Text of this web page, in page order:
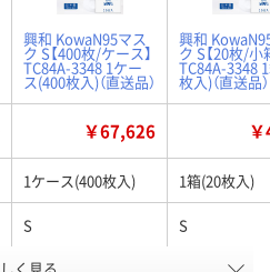
興和 KowaN95マス
ク S【400枚/ケース】
TC84A-3348 1ケー
ス(400枚入)（直送品）
興和
ク S【20枚/小
TC84A-3348
枚入)（直送品）
￥67,626
1ケース(400枚入) 1箱(20枚入)
S S